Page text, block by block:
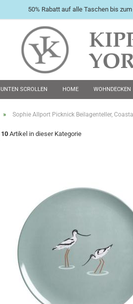
50% Rabatt auf alle Taschen bis
SCROLLEN HOME WOHNDECKEN
» Sophie Allport Picknick Beilagenteller,
10 Artikel in dieser Kategorie